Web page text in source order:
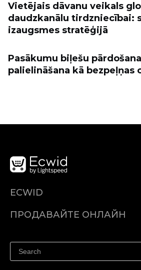
Vietējais dāvanu veikals
daudzkanālu tirdzniecībai:
izaugsmes stratēģijā
Pasākumu biļešu
palielināšana kā bezpeļņas
ECWID
Помощен център
ПРОДАВАЙТЕ ОНЛАЙН
Продавайте във Facebook
Продавайте в Instagram